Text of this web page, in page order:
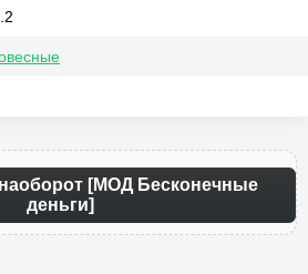
[МОД Бесконечные
деньги]